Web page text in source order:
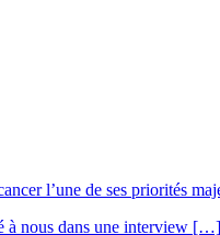
l’une de ses priorités
à nous dans une interview […]